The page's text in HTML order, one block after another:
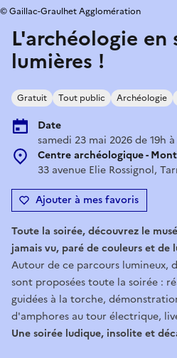
L'archéologie en
lumières !
Gratuit Tout public Archéologie
Date
samedi 23 mai 2026 de 19h
Centre archéologique -
33 avenue Elie Rossignol,
Ajouter à mes favoris
© Gaillac-Graulhet Agglomération
Toute la soirée, découvrez le
jamais vu, paré de couleurs et de
Autour de ce parcours lumineux,
sont proposées toute la soirée :
guidées à la torche,
d'amphores au tour électrique,
Une soirée ludique, insolite et